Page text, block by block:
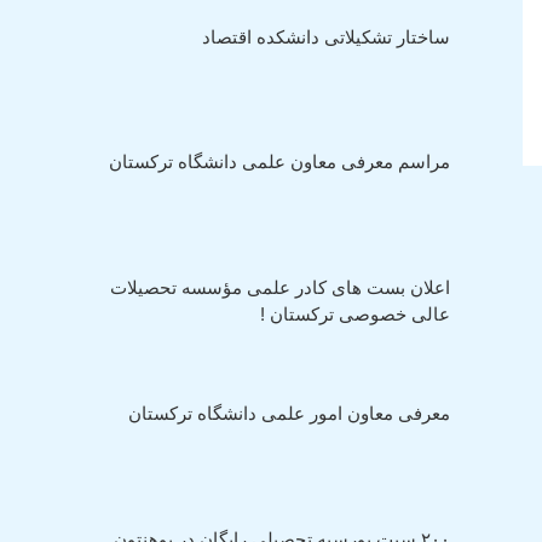
ساختار تشکیلاتی دانشکده اقتصاد
مراسم معرفی معاون علمی دانشگاه ترکستان
اعلان بست های کادر علمی مؤسسه تحصیلات
عالی خصوصی ترکستان !
معرفی معاون امور علمی دانشگاه ترکستان